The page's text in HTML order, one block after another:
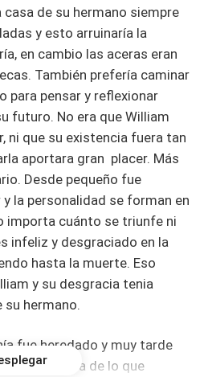
casa de su hermano siempre
y esto arruinaría la
en cambio las aceras eran
También prefería caminar
para pensar y reflexionar
futuro. No era que William
ni que su existencia fuera tan
aportara gran placer. Más
Desde pequeño fue
la personalidad se forman en
importa cuánto se triunfe ni
infeliz y desgraciado en la
hasta la muerte. Eso
y su desgracia tenia
hermano.
fue heredado y muy tarde
de sí nada de lo que